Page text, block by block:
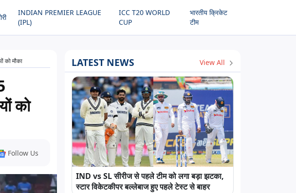
INDIAN PREMIER LEAGUE
(IPL)
ICC T20 WORLD
CUP
भारतीय क्रिकेट
टीम
को मौका
को
Follow Us
LATEST NEWS View All
IND vs SL सीरीज से पहले टीम को लगा बड़ा झटका,
स्टार विकेटकीपर बल्लेबाज हुए पहले टेस्ट से बाहर